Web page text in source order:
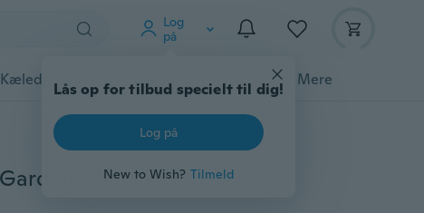
Log
på
Lås op for tilbud specielt til dig!
Log på
New to Wish? Tilmeld
Kæledyrstilbehør Gadgets Værktøj Mere
3 Stk Sea Bird Seagull Stand Stump Miniature Fairy Garden Hjemmehuse Dekoration Mini Craft Micro Landscaping Decor DIY tilbehør